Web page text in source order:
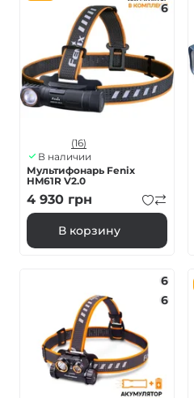
6
(16)
В наличии
Мультифонарь Fenix
HM61R V2.0
4 930 грн
В корзину
6
6